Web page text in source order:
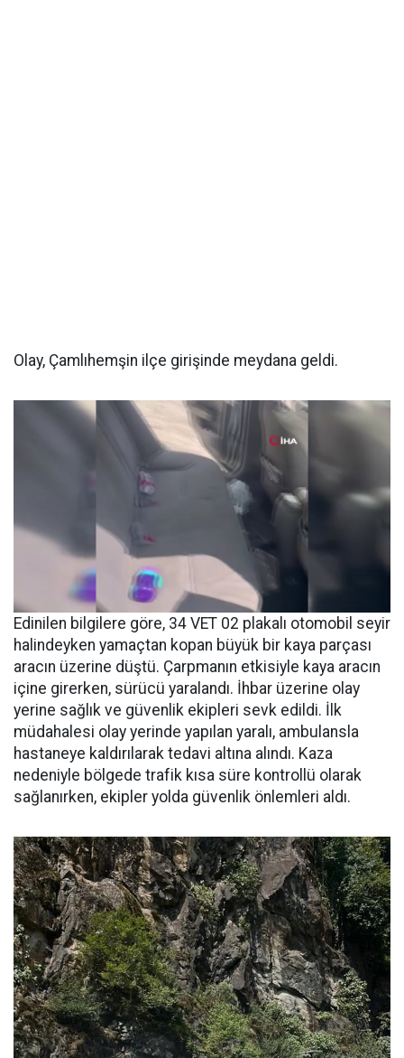
Olay, Çamlıhemşin ilçe girişinde meydana geldi.
Edinilen bilgilere göre, 34 VET 02 plakalı otomobil seyir
halindeyken yamaçtan kopan büyük bir kaya parçası
aracın üzerine düştü. Çarpmanın etkisiyle kaya aracın
içine girerken, sürücü yaralandı. İhbar üzerine olay
yerine sağlık ve güvenlik ekipleri sevk edildi. İlk
müdahalesi olay yerinde yapılan yaralı, ambulansla
hastaneye kaldırılarak tedavi altına alındı. Kaza
nedeniyle bölgede trafik kısa süre kontrollü olarak
sağlanırken, ekipler yolda güvenlik önlemleri aldı.